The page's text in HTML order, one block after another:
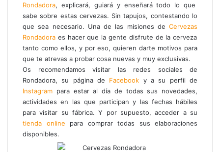
Rondadora, explicará, guiará y enseñará todo lo que
sabe sobre estas cervezas. Sin tapujos, contestando lo
que sea necesario. Una de las misiones de Cervezas
Rondadora es hacer que la gente disfrute de la cerveza
tanto como ellos, y por eso, quieren darte motivos para
que te atrevas a probar cosa nuevas y muy exclusivas.
Os recomendamos visitar las redes sociales de
Rondadora, su página de Facebook y a su perfil de
Instagram para estar al día de todas sus novedades,
actividades en las que participan y las fechas hábiles
para visitar su fábrica. Y por supuesto, acceder a su
tienda online para comprar todas sus elaboraciones
disponibles.